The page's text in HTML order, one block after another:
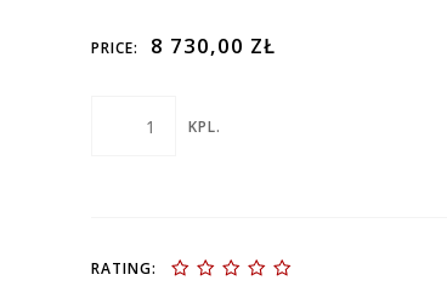
PRICE:
8 730,00 ZŁ
KPL.
RATING: